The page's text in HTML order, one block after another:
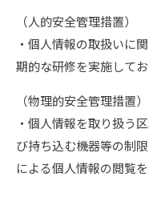
（人的安全管理措置）
・個人情報の取扱いに
期的な研修を実施してお
（物理的安全管理措置）
・個人情報を取り扱う
び持ち込む機器等の制
による個人情報の閲覧